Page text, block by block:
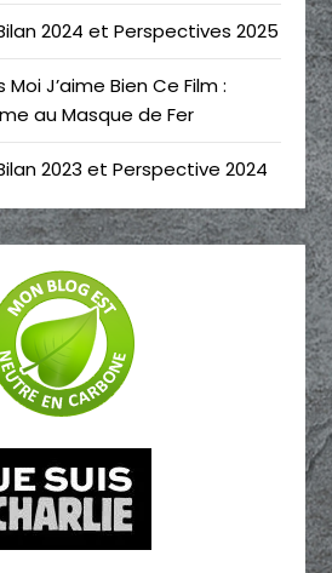
2024 et Perspectives 2025
Moi J’aime Bien Ce Film :
au Masque de Fer
2023 et Perspective 2024